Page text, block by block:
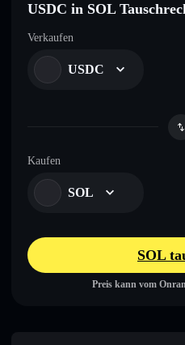
USDC in SOL
Verkaufen
USDC
Kaufen
SOL
SOL
Preis kann vom